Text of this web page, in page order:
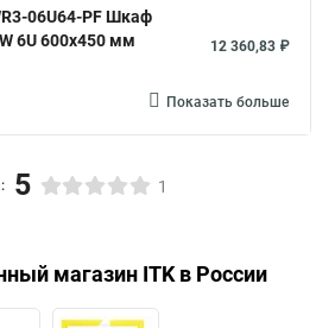
06U64-PF Шкаф
6U 600x450 мм
12 360,83 ₽
Показать больше
5 1
магазин ITKв России